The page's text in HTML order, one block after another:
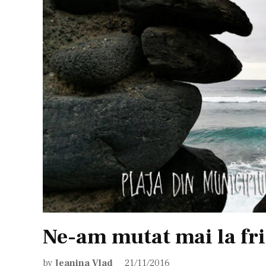
Ne-am mutat mai la
by Jeanina Vlad 21/11/2016